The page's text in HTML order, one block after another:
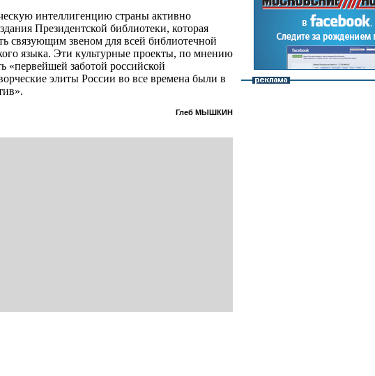
интеллигенцию страны активно
Президентской библиотеки, которая
связующим звеном для всей библиотечной
языка. Эти культурные проекты, по мнению
«первейшей заботой российской
элиты России во все времена были в
Глеб МЫШКИН